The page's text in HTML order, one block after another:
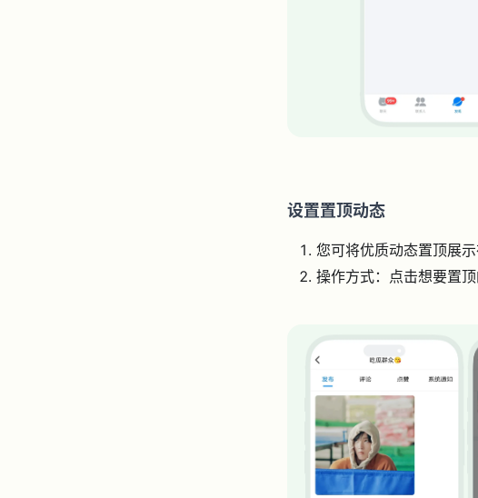
设置置顶动态
您可将优质动态置顶展
操作方式：点击想要置